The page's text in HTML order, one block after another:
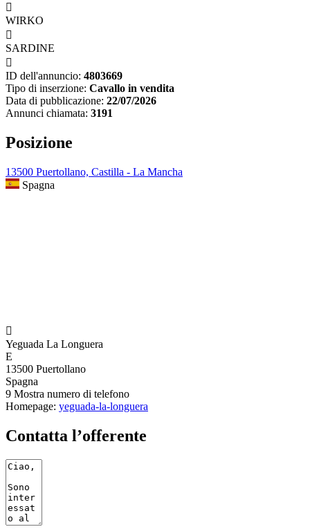

WIRKO

SARDINE

ID dell'annuncio: 4803669
Tipo di inserzione: Cavallo in vendita
Data di pubblicazione: 22/07/2026
Annunci chiamata: 3191
Posizione
13500 Puertollano, Castilla - La Mancha
Spagna

Yeguada La Longuera
E
13500 Puertollano
Spagna
9 Mostra numero di telefono
Homepage: yeguada-la-longuera
Contatta l’offerente